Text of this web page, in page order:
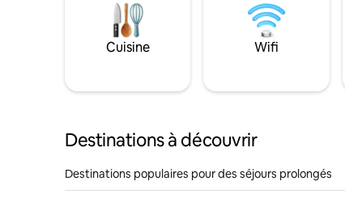
Cuisine Wifi
Destinations à découvrir
Destinations populaires pour des séjours prolongés